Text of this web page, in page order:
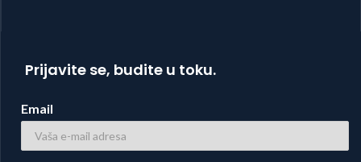
Prijavite se, budite u toku.
Email